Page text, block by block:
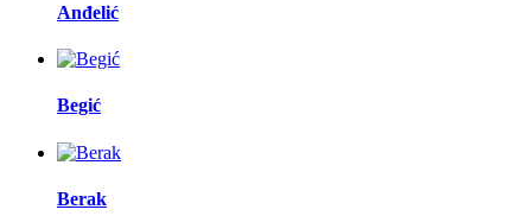
Anđelić
Begić
Berak